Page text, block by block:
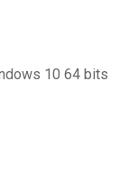
10 64 bits